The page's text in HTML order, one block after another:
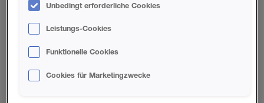
STADT
LAND
Unbedingt erforderliche Cookies
Leistungs-Cookies
Funktionelle Cookies
Cookies für Marketingzwecke